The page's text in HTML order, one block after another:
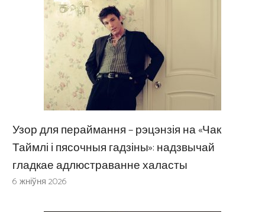
Узор для пераймання – рэцэнзія на «Чак
Таймлі і пясочныя гадзіны»: надзвычай
гладкае адлюстраванне халасты
6 жніўня 2026